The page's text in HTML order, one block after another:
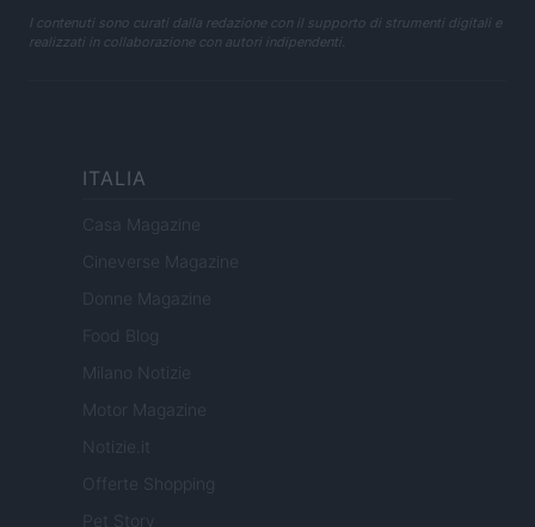
I contenuti sono curati dalla redazione con il supporto di strumenti digitali e
realizzati in collaborazione con autori indipendenti.
ITALIA
Casa Magazine
Cineverse Magazine
Donne Magazine
Food Blog
Milano Notizie
Motor Magazine
Notizie.it
Offerte Shopping